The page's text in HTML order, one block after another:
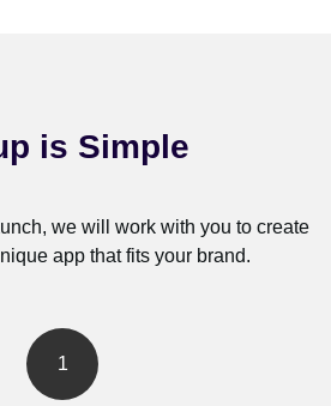
is Simple
we will work with you to create
app that fits your brand.
1